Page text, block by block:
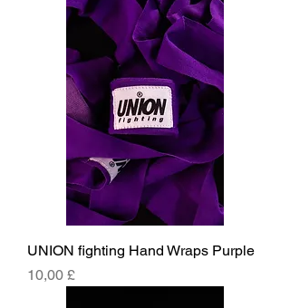
UNION fighting Hand Wraps Purple
Cena
10,00 £